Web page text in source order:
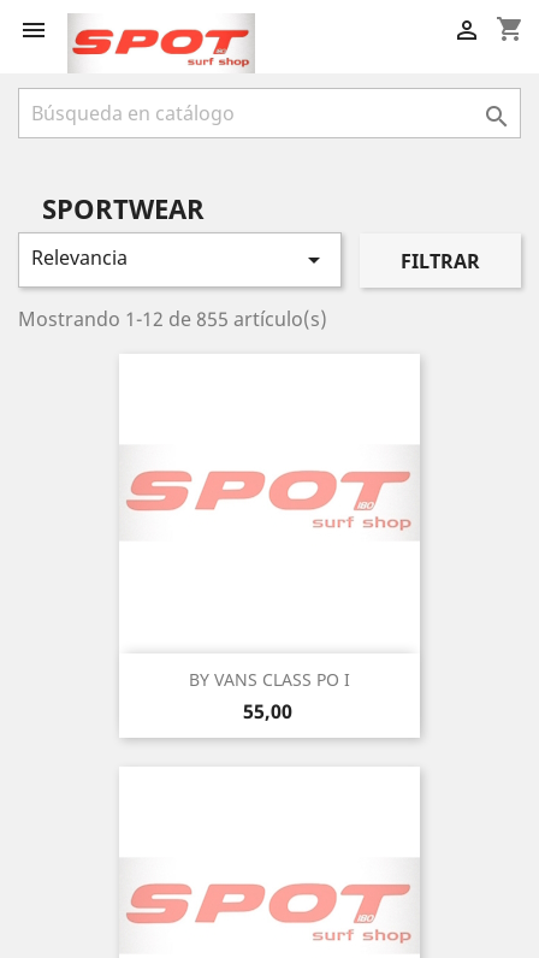
 shopping_cart


SPORTWEAR
Relevancia  FILTRAR
Mostrando 1-12 de 855 artículo(s)
BY VANS CLASS PO I
Precio
55,00